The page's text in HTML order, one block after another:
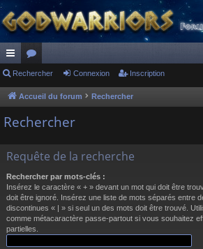
ac
co
ur
s
or
u
m
Rechercher Connexion Inscription
Accueil du forum Rechercher
Rechercher
Requête de la recherche
Rechercher par mots-clés :
Insérez le caractère « + » devant un mot qui doit être
doit être ignoré. Insérez une liste de mots séparés entre
discontinues « | » si seul un des mots doit être trouvé.
comme métacaractère passe-partout si vous souhaitez
partielles.